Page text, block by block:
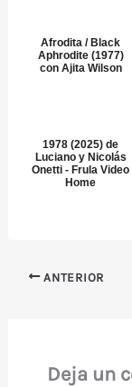
Afrodita / Black
Aphrodite (1977)
con Ajita Wilson
1978 (2025) de
Luciano y Nicolás
Onetti - Frula Video
Home
ANTERIOR
Deja un